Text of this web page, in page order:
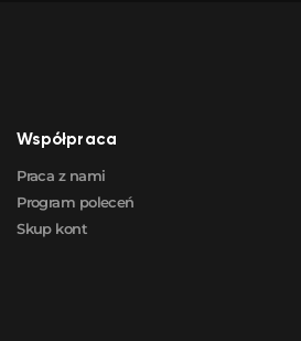
Współpraca
Praca z nami
Program poleceń
Skup kont